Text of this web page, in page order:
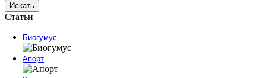
Искать
Статьи
Биогумус
Апорт